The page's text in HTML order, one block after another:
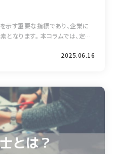
示す重要な指標であり、企業に
なります。 本コラムでは、定着
2025.06.16